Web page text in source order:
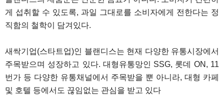
게 섭취할 수 있도록, 과일 그대로를 소비자에게 전한다는 정
직함의 철학이 담겨있다.
새싹기업(스타트업)인 블랜디스는 현재 다양한 유통시장에서
주목받으며 성장하고 있다. 대형유통망인 SSG, 롯데 ON, 11
번가 등 다양한 유통채널에서 주목받을 뿐 아니라, 대형 카페
및 호텔 등에서도 끊임없는 관심을 받고 있다